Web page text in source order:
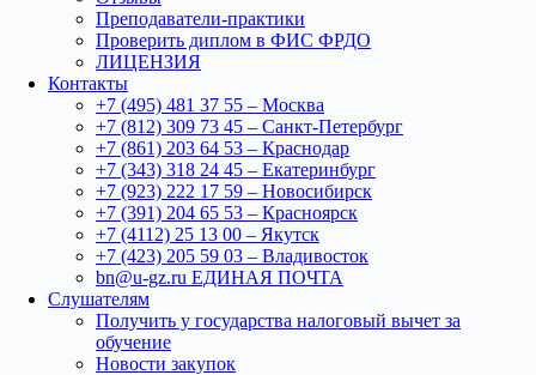
Преподаватели-практики
Проверить диплом в ФИС ФРДО
ЛИЦЕНЗИЯ
Контакты
+7 (495) 481 37 55 – Москва
+7 (812) 309 73 45 – Санкт-Петербург
+7 (861) 203 64 53 – Краснодар
+7 (343) 318 24 45 – Екатеринбург
+7 (923) 222 17 59 – Новосибирск
+7 (391) 204 65 53 – Красноярск
+7 (4112) 25 13 00 – Якутск
+7 (423) 205 59 03 – Владивосток
bn@u-gz.ru ЕДИНАЯ ПОЧТА
Слушателям
Получить у государства налоговый вычет за
обучение
Новости закупок